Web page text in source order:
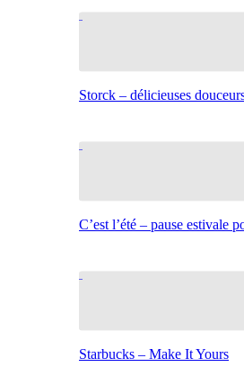
Storck – délicieuses
C’est l’été – pause estivale
Starbucks – Make It Yours